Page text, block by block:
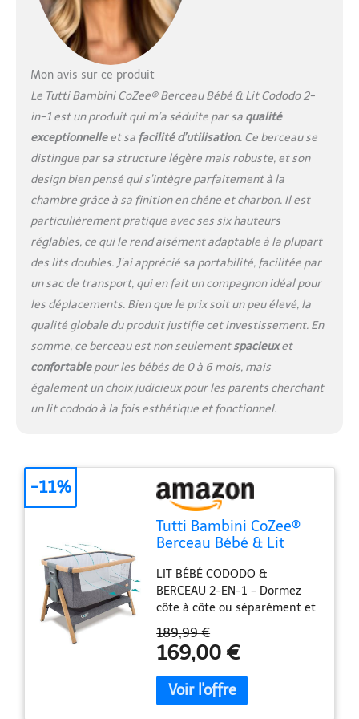
qualité supérieure CoZee est
léger (10 kg) et facile à
transporter, un sac de
vous allez 6 HAUTEURS DE
MATELAS AJUSTABLES - Le
berceau pliable propose 6
niveaux de hauteur (de 48 à
65 cm environ) pour s'adapter
à la plupart des lits ; Fixez-le
solidement à votre lit à l'aide
fournies AIDE À SOULAGER
REFLUX & CONGESTION -
Doté d'une fenêtre en maille
respirante et d'un mode
incliné, le berceau portable
aide à soulager les reflux et
la congestion FAITES
CONFIANCE À PLUS DE 30 ANS
D'EXPÉRIENCE - Avec plus de
Tutti Bambini est la marque
de puériculture n°1 au
CoZee avec les draps de lit
Tutti Bambini pour un
ajustement parfait !
Mon avis sur ce produit
Le Tutti Bambini CoZee® Berceau Bébé & Lit Cododo 2-
in-1 est un produit qui m’a séduite par sa qualité
exceptionnelleet sa facilité d’utilisation. Ce berceau se
distingue par sa structure légère mais robuste, et son
design bien pensé qui s’intègre parfaitement à la
chambre grâce à sa finition en chêne et charbon. Il est
particulièrement pratique avec ses six hauteurs
réglables, ce qui le rend aisément adaptable à la plupart
des lits doubles. J’ai apprécié sa portabilité, facilitée par
un sac de transport, qui en fait un compagnon idéal pour
les déplacements. Bien que le prix soit un peu élevé, la
qualité globale du produit justifie cet investissement. En
somme, ce berceau est non seulementspacieuxet
confortablepour les bébés de 0 à 6 mois, mais
également un choix judicieux pour les parents cherchant
un lit cododo à la fois esthétique et fonctionnel.
Tutti Bambini CoZee®
Berceau Bébé & Lit
Bébé avec Matelas
Respirant - 6 Hauteurs
Réglables - Fenêtre
D'Aération - Pliable - 0-
6 Mois (Chêne &
Charbon)
LIT BÉBÉ CODODO &
BERCEAU 2-EN-1 - Dormez
côte à côte ou séparément et
en toute sécurité, de la
naissance à 6 mois, avec le
CoZee, notre lit pliant bébé
polyvalent pour cododo ou
voyage ; il allie design
moderne et matériaux haut
189,99 €
169,00 €
-11%